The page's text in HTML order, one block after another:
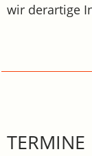
wir derartige
TERMINE